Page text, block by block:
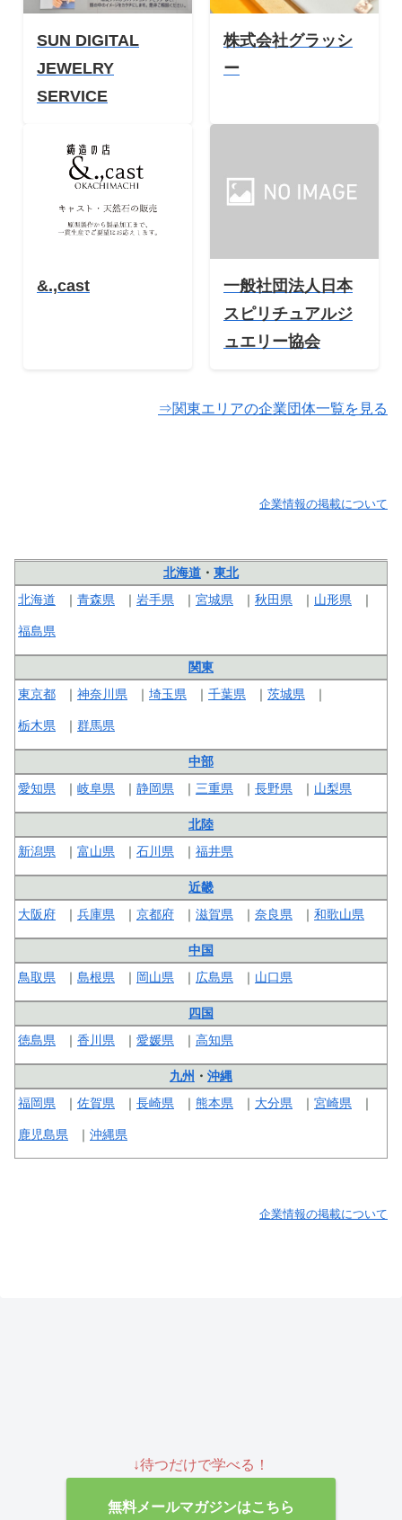
SUN DIGITAL
JEWELRY
SERVICE
株式会社グラッシ
ー
&.,cast
一般社団法人日本
スピリチュアルジ
ュエリー協会
⇒関東エリアの企業団体一覧を見る
企業情報の掲載について
北海道 ・ 東北
北海道
青森県 岩手県 宮城県 秋田県 山形県
福島県
関東
東京都
神奈川県 埼玉県 千葉県 茨城県
栃木県 群馬県
中部
愛知県
岐阜県 静岡県 三重県 長野県 山梨県
北陸
新潟県
富山県 石川県 福井県
近畿
大阪府
兵庫県 京都府 滋賀県 奈良県 和歌山県
中国
鳥取県
島根県 岡山県 広島県 山口県
四国
徳島県
香川県 愛媛県 高知県
九州 ・ 沖縄
福岡県
佐賀県 長崎県 熊本県 大分県 宮崎県
鹿児島県 沖縄県
企業情報の掲載について
↓待つだけで学べる！
無料メールマガジンはこちら